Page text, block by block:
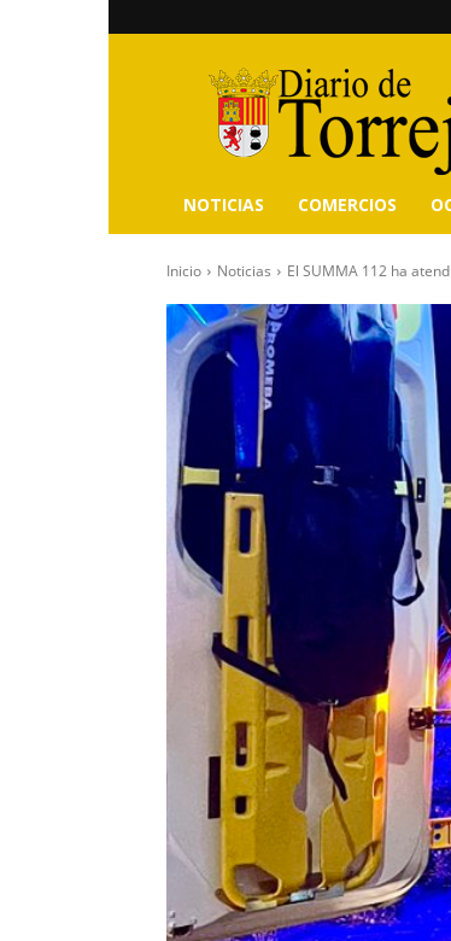
Diario
de
Torrejón
NOTICIAS COMERCIOS
Inicio Noticias El SUMMA 112 ha